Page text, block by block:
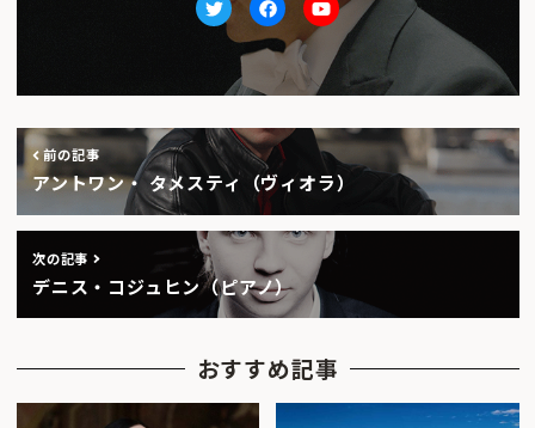
TwitterfacebookYoutube
前の記事
アントワン・ タメスティ（ヴィオラ）
次の記事
デニス・コジュヒン（ピアノ）
おすすめ記事